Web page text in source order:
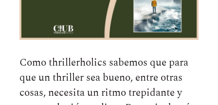
Como thrillerholics sabemos que para
que un thriller sea bueno, entre otras
cosas, necesita un ritmo trepidante y